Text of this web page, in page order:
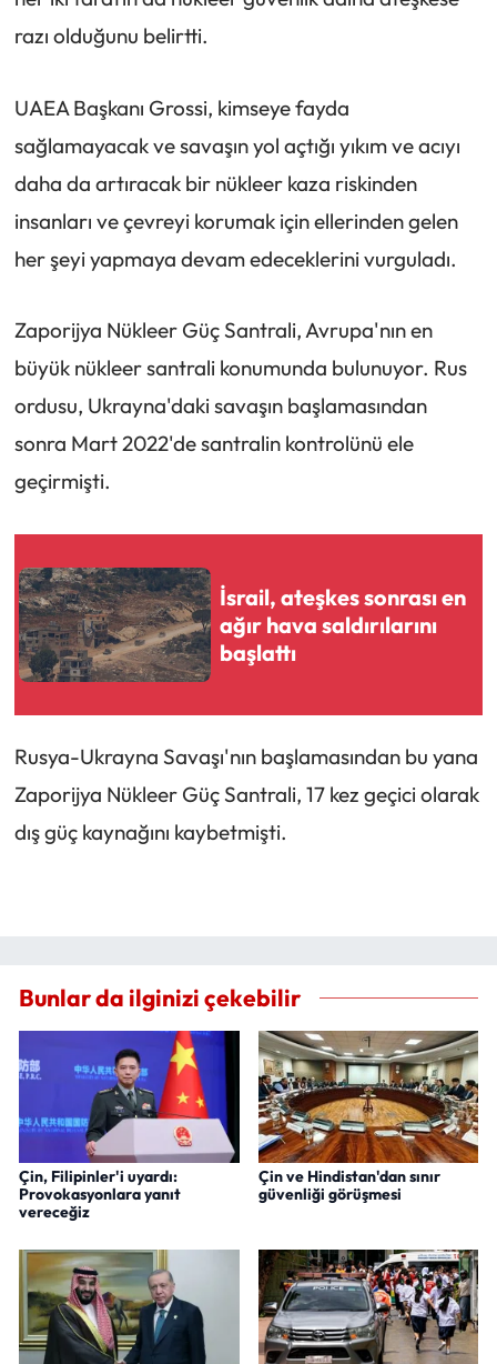
razı olduğunu belirtti.
UAEA Başkanı Grossi, kimseye fayda
sağlamayacak ve savaşın yol açtığı yıkım ve acıyı
daha da artıracak bir nükleer kaza riskinden
insanları ve çevreyi korumak için ellerinden gelen
her şeyi yapmaya devam edeceklerini vurguladı.
Zaporijya Nükleer Güç Santrali, Avrupa'nın en
büyük nükleer santrali konumunda bulunuyor. Rus
ordusu, Ukrayna'daki savaşın başlamasından
sonra Mart 2022'de santralin kontrolünü ele
geçirmişti.
İsrail, ateşkes sonrası en
ağır hava saldırılarını
başlattı
Rusya-Ukrayna Savaşı'nın başlamasından bu yana
Zaporijya Nükleer Güç Santrali, 17 kez geçici olarak
dış güç kaynağını kaybetmişti.
Bunlar da ilginizi çekebilir
Çin, Filipinler'i uyardı:
Provokasyonlara yanıt
vereceğiz
Çin ve Hindistan'dan sınır
güvenliği görüşmesi